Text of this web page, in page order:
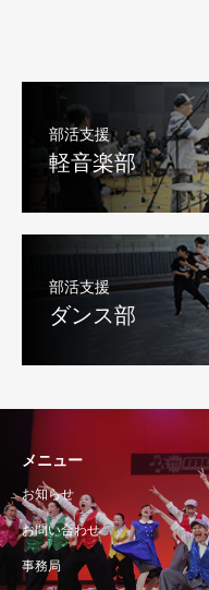
部活支援
軽音楽部
部活支援
ダンス部
メニュー
お知らせ
お問い合わせ
事務局